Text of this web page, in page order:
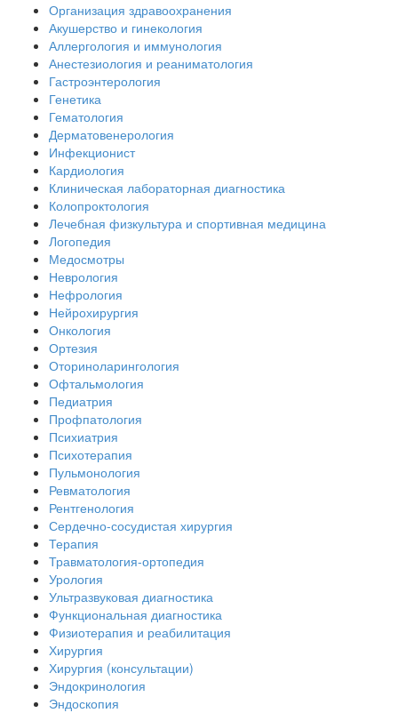
Организация здравоохранения
Акушерство и гинекология
Аллергология и иммунология
Анестезиология и реаниматология
Гастроэнтерология
Генетика
Гематология
Дерматовенерология
Инфекционист
Кардиология
Клиническая лабораторная диагностика
Колопроктология
Лечебная физкультура и спортивная медицина
Логопедия
Медосмотры
Неврология
Нефрология
Нейрохирургия
Онкология
Ортезия
Оториноларингология
Офтальмология
Педиатрия
Профпатология
Психиатрия
Психотерапия
Пульмонология
Ревматология
Рентгенология
Сердечно-сосудистая хирургия
Терапия
Травматология-ортопедия
Урология
Ультразвуковая диагностика
Функциональная диагностика
Физиотерапия и реабилитация
Хирургия
Хирургия (консультации)
Эндокринология
Эндоскопия